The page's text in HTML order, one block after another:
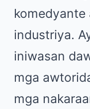
komedyante
industriya.
iniwasan
mga
mga